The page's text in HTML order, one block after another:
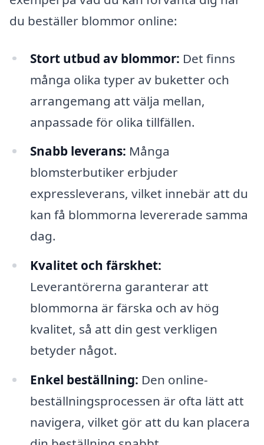
du beställer blommor online:
Stort utbud av blommor: Det finns
många olika typer av buketter och
arrangemang att välja mellan,
anpassade för olika tillfällen.
Snabb leverans: Många
blomsterbutiker erbjuder
expressleverans, vilket innebär att du
kan få blommorna levererade samma
dag.
Kvalitet och färskhet:
Leverantörerna garanterar att
blommorna är färska och av hög
kvalitet, så att din gest verkligen
betyder något.
Enkel beställning: Den online-
beställningsprocessen är ofta lätt att
navigera, vilket gör att du kan placera